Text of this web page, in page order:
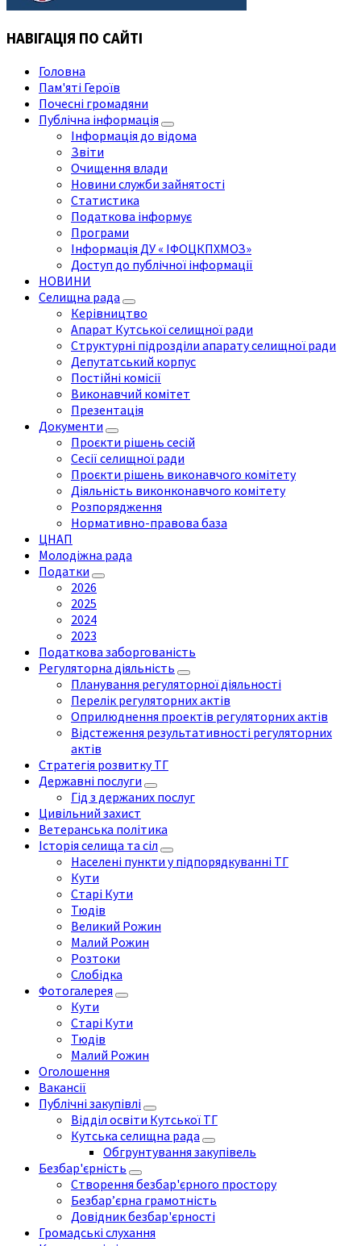
НАВІГАЦІЯ ПО САЙТІ
Головна
Пам'яті Героїв
Почесні громадяни
Публічна інформація
Інформація до відома
Звіти
Очищення влади
Новини служби зайнятості
Статистика
Податкова інформує
Програми
Інформація ДУ « ІФОЦКПХМОЗ»
Доступ до публічної інформації
НОВИНИ
Селищна рада
Керівництво
Апарат Кутської селищної ради
Структурні підрозділи апарату селищної ради
Депутатський корпус
Постійні комісії
Виконавчий комітет
Презентація
Документи
Проєкти рішень сесій
Сесії селищної ради
Проєкти рішень виконавчого комітету
Діяльність виконконавчого комітету
Розпорядження
Нормативно-правова база
ЦНАП
Молодіжна рада
Податки
2026
2025
2024
2023
Податкова заборгованість
Регуляторна діяльність
Планування регуляторної діяльності
Перелік регуляторних актів
Оприлюднення проектів регуляторних актів
Відстеження результативності регуляторних
актів
Стратегія розвитку ТГ
Державні послуги
Гід з держаних послуг
Цивільний захист
Ветеранська політика
Історія селища та сіл
Населені пункти у підпорядкуванні ТГ
Кути
Старі Кути
Тюдів
Великий Рожин
Малий Рожин
Розтоки
Слобідка
Фотогалерея
Кути
Старі Кути
Тюдів
Малий Рожин
Оголошення
Вакансії
Публічні закупівлі
Відділ освіти Кутської ТГ
Кутська селищна рада
Обгрунтування закупівель
Безбар'єрність
Створення безбар'єрного простору
Безбар’єрна грамотність
Довідник безбар'єрності
Громадські слухання